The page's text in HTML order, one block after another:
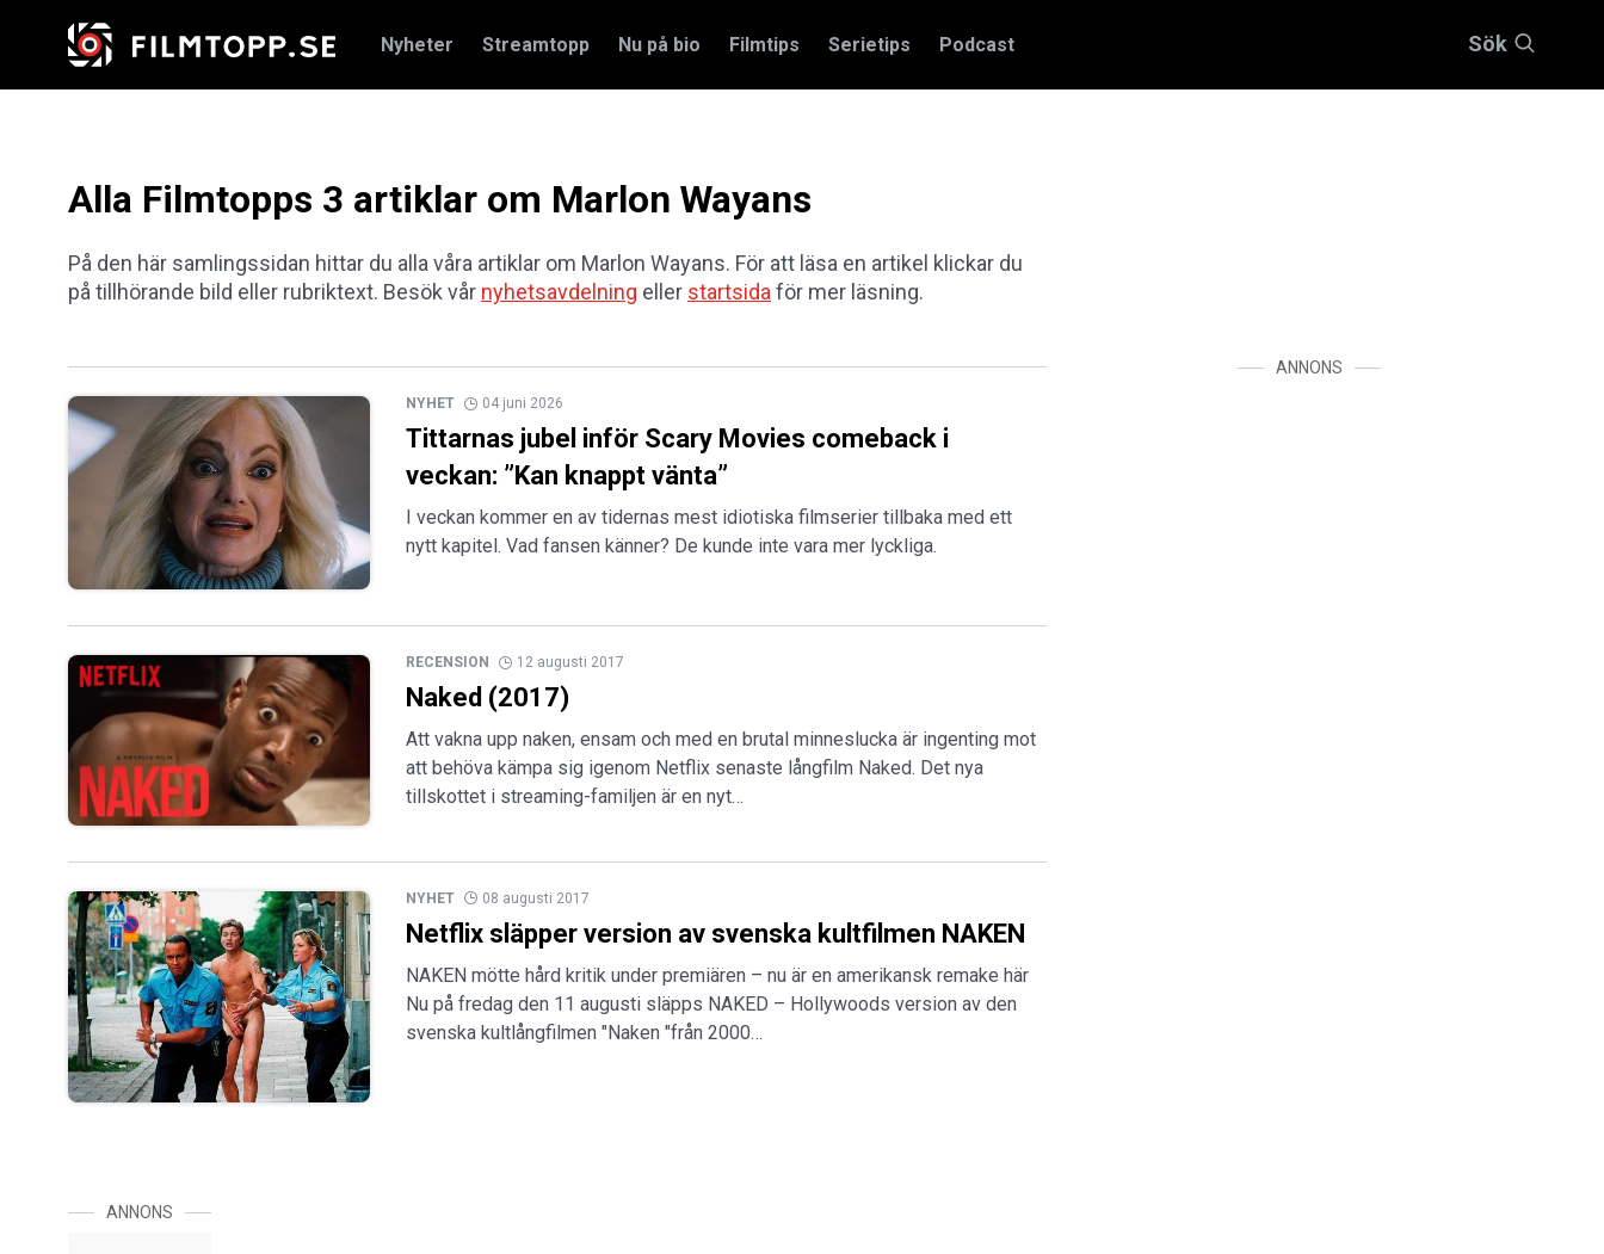
Nyheter Streamtopp Nu på bio Filmtips Serietips Podcast Sök
Alla Filmtopps 3 artiklar om Marlon Wayans
På den här samlingssidan hittar du alla våra artiklar om Marlon Wayans. För att läsa en artikel klickar du
på tillhörande bild eller rubriktext. Besök vår nyhetsavdelning eller startsida för mer läsning.
NYHET 04 juni 2026
Tittarnas jubel inför Scary Movies comeback i
veckan: ”Kan knappt vänta”
I veckan kommer en av tidernas mest idiotiska filmserier tillbaka med ett
nytt kapitel. Vad fansen känner? De kunde inte vara mer lyckliga.
RECENSION 12 augusti 2017
Naked (2017)
Att vakna upp naken, ensam och med en brutal minneslucka är ingenting mot
att behöva kämpa sig igenom Netflix senaste långfilm Naked. Det nya
tillskottet i streaming-familjen är en nyt…
NYHET 08 augusti 2017
Netflix släpper version av svenska kultfilmen NAKEN
NAKEN mötte hård kritik under premiären – nu är en amerikansk remake här
Nu på fredag den 11 augusti släpps NAKED – Hollywoods version av den
svenska kultlångfilmen "Naken "från 2000…
ANNONS
ANNONS